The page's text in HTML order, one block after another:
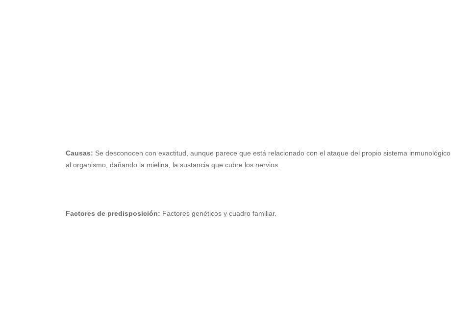
Causas: Se desconocen con exactitud, aunque parece que está relacionado con el ataque del propio sistema inmunológico
al organismo, dañando la mielina, la sustancia que cubre los nervios.
Factores de predisposición: Factores genéticos y cuadro familiar.